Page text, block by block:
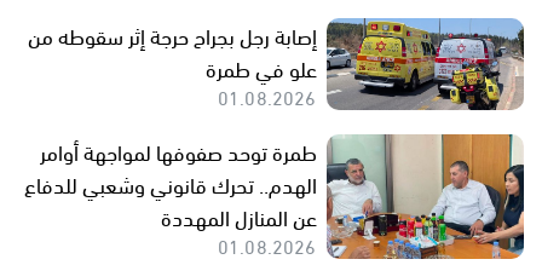
إصابة رجل بجراح حرجة إثر سقوطه من
علو في طمرة
01.08.2026
طمرة توحد صفوفها لمواجهة أوامر
الهدم.. تحرك قانوني وشعبي للدفاع
عن المنازل المهددة
01.08.2026